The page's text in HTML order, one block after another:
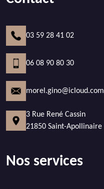
03 59 28 41 02
06 08 90 80 30
morel.gino@icloud.com
3 Rue René Cassin
21850 Saint-Apollinaire
Nos services